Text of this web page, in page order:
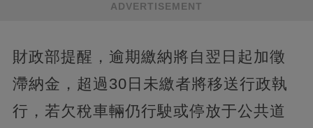
ADVERTISEMENT
財政部提醒，逾期繳納將自翌日起加徵
滯納金，超過30日未繳者將移送行政執
行，若欠稅車輛仍行駛或停放于公共道